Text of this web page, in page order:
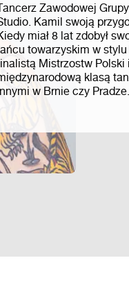
Zawodowej
Kamil swoją
miał 8 lat zdobył
towarzyskim w
Mistrzostw
klasą
w Brnie czy Pradze.